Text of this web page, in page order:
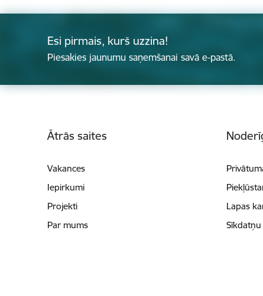
Esi pirmais, kurš uzzina!
Piesakies jaunumu saņemšanai savā e-pastā.
Ātrās saites
Vakances
Iepirkumi
Projekti
Par mums
Lapas
Sīkdatņu